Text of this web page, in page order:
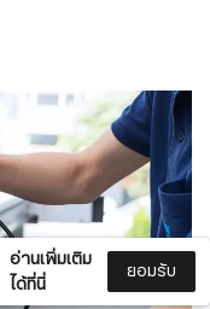
อ่านเพิ่มเติม
ได้ที่นี่
ยอมรับ